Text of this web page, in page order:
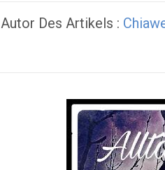
Autor Des Artikels :